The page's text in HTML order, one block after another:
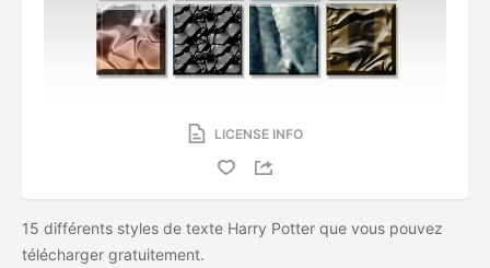
LICENSE INFO
15 différents styles de texte Harry Potter que vous pouvez
télécharger gratuitement.